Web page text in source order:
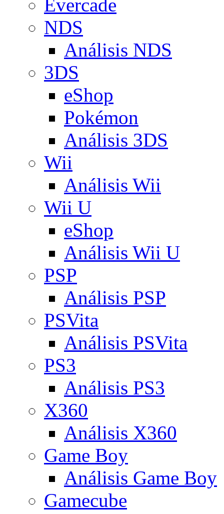
Evercade
NDS
Análisis NDS
3DS
eShop
Pokémon
Análisis 3DS
Wii
Análisis Wii
Wii U
eShop
Análisis Wii U
PSP
Análisis PSP
PSVita
Análisis PSVita
PS3
Análisis PS3
X360
Análisis X360
Game Boy
Análisis Game Boy
Gamecube